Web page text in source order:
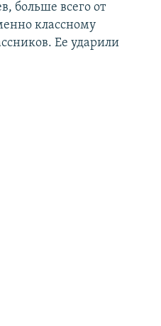
больше всего от
классному
Ее ударили